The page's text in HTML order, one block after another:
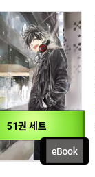
51권 세트